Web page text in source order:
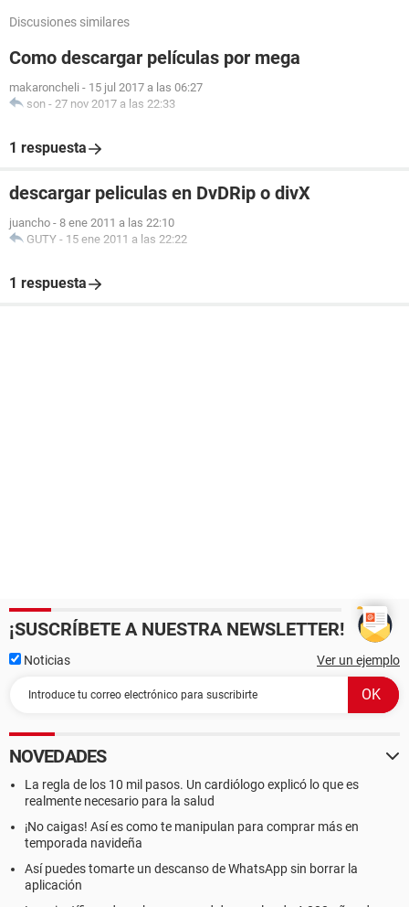
Discusiones similares
Como descargar películas por mega
makaroncheli - 15 jul 2017 a las 06:27
son - 27 nov 2017 a las 22:33
1 respuesta
descargar peliculas en DvDRip o divX
juancho - 8 ene 2011 a las 22:10
GUTY - 15 ene 2011 a las 22:22
1 respuesta
¡SUSCRÍBETE A NUESTRA NEWSLETTER!
Noticias Ver un ejemplo
NOVEDADES
La regla de los 10 mil pasos. Un cardiólogo explicó lo que es
realmente necesario para la salud
¡No caigas! Así es como te manipulan para comprar más en
temporada navideña
Así puedes tomarte un descanso de WhatsApp sin borrar la
aplicación